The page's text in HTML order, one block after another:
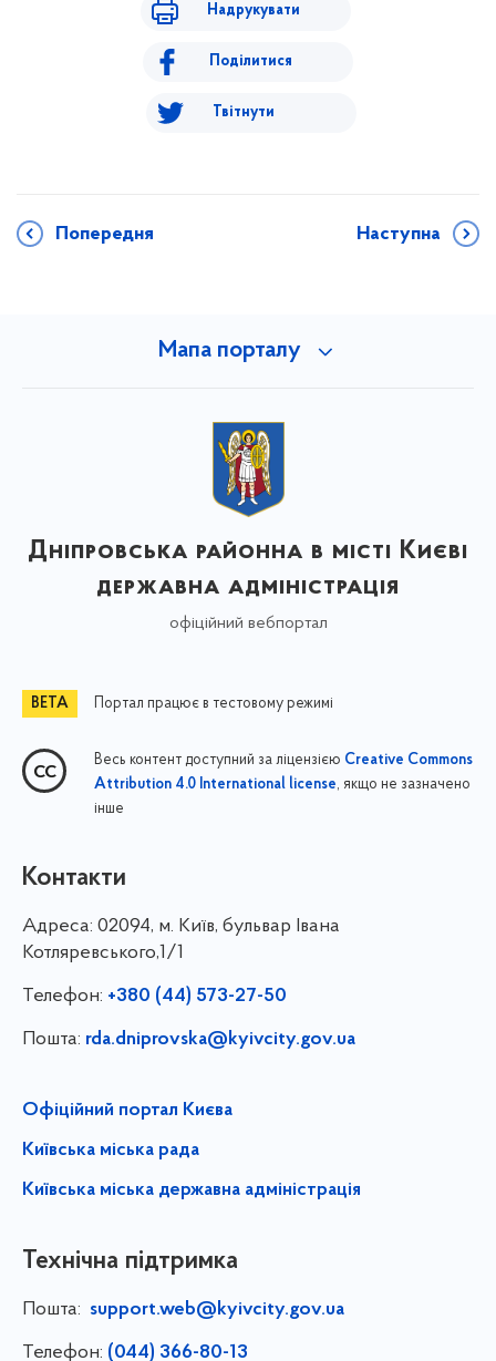
Надрукувати
Поділитися
Твітнути
Попередня Наступна
Мапа порталу
Дніпровська районна в місті Києві
державна адміністрація
офіційний вебпортал
Портал працює в тестовому режимі
Весь контент доступний за ліцензією Creative Commons
Attribution 4.0 International license, якщо не зазначено
інше
Контакти
Адреса: 02094, м. Київ, бульвар Івана
Котляревського,1/1
Телефон: +380 (44) 573-27-50
Пошта: rda.dniprovska@kyivcity.gov.ua
Офіційний портал Києва
Київська міська рада
Київська міська державна адміністрація
Технічна підтримка
Пошта: support.web@kyivcity.gov.ua
Телефон: (044) 366-80-13